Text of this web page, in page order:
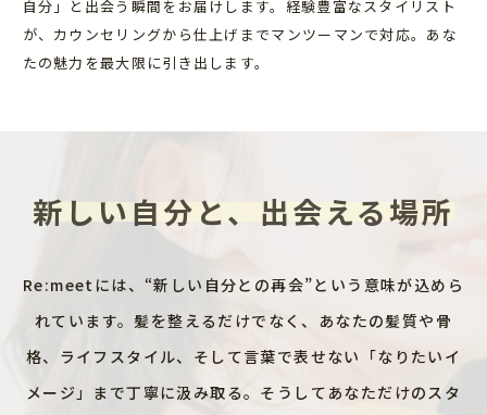
自分」と出会う瞬間をお届けします。経験豊富なスタイリスト
が、カウンセリングから仕上げまでマンツーマンで対応。あな
たの魅力を最大限に引き出します。
新しい自分と、出会える場所
Re:meetには、“新しい自分との再会”という意味が込めら
れています。髪を整えるだけでなく、あなたの髪質や骨
格、ライフスタイル、そして言葉で表せない「なりたいイ
メージ」まで丁寧に汲み取る。そうしてあなただけのスタ